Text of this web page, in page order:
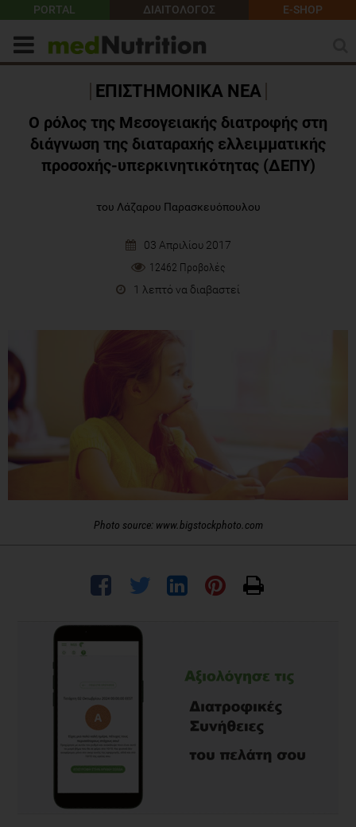
PORTAL ΔΙΑΙΤΟΛΟΓΟΣ E-SHOP
ΕΠΙΣΤΗΜΟΝΙΚΑ ΝΕΑ
Ο ρόλος της Μεσογειακής διατροφής στη
διάγνωση της διαταραχής ελλειμματικής
προσοχής-υπερκινητικότητας (ΔΕΠΥ)
του Λάζαρου Παρασκευόπουλου
03 Απριλίου 2017
12462 Προβολές
1 λεπτό να διαβαστεί
Photo source: www.bigstockphoto.com